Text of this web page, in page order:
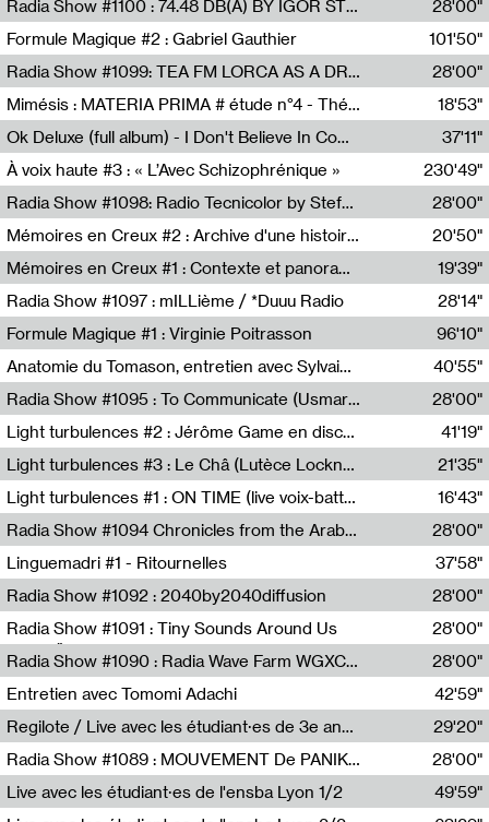
Radia Show #1100 : 74.48 DB(A) BY IGOR ŠTROMAJER FOR RADIO X
radio x
28'00"
Formule Magique #2 : Gabriel Gauthier
Nathalie Lacroix,Gabriel Gauthier
101'50"
Radia Show #1099: TEA FM LORCA AS A DREAM
TEAFM
28'00"
Mimésis : MATERIA PRIMA # étude n°4 - Théâtre de l’Aquarium
Francesco Russo,Scuola della Crisi
18'53"
Ok Deluxe (full album) - I Don't Believe In Computing
37'11"
À voix haute #3 : « L’Avec Schizophrénique »
230'49"
Radia Show #1098: Radio Tecnicolor by Stefan Nussbaumer & Georg Zichy (Radio Orange 94.0)
Radio Orange 94.0
28'00"
Mémoires en Creux #2 : Archive d'une histoire artistique
Sophie Auger-Grappin
20'50"
Mémoires en Creux #1 : Contexte et panorama
Sophie Auger-Grappin
19'39"
Radia Show #1097 : mILLième / *Duuu Radio
28'14"
Formule Magique #1 : Virginie Poitrasson
Nathalie Lacroix,Virginie Poitrasson
96'10"
Anatomie du Tomason, entretien avec Sylvain Cardonnel
Loraine Baud,Sylvain Cardonnel
40'55"
Radia Show #1095 : To Communicate (Usmaradio)
Usmaradio
28'00"
Light turbulences #2 : Jérôme Game en discussion avec Thomas Corlin
41'19"
Light turbulences #3 : Le Châ (Lutèce Lockness)
Lutèce Lockness
21'35"
Light turbulences #1 : ON TIME (live voix-batterie) avec Jérôme Game & Jean-Michel Espitallier
Jérôme Game,Jean-Michel Espitallier
16'43"
Radia Show #1094 Chronicles from the Arab Cold War by Ghazi Barakat
Reboot.fm
28'00"
Linguemadri #1 - Ritournelles
Meris Angioletti
37'58"
Radia Show #1092 : 2040by2040diffusion
Diffusion FM
28'00"
Radia Show #1091 : Tiny Sounds Around Us
Radio Študent
28'00"
Radia Show #1090 : Radia Wave Farm WGXC Corey De Juan Sherrard Jr Startalk
Wave Farm
28'00"
Entretien avec Tomomi Adachi
Tomomi Adachi,Loraine Baud
42'59"
Regilote / Live avec les étudiant·es de 3e année de l'EMA
Nima Henryon,Athéna Noël,Amir Genillon,Ibourayane Ahmadi,Manelle Cherrih,Honorine Gibello,John Weeber,Manon Joseph
29'20"
Radia Show #1089 : MOUVEMENT De PANIK (Radio Panik)
Radio Panik
28'00"
Live avec les étudiant·es de l'ensba Lyon 1/2
49'59"